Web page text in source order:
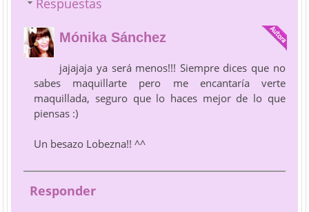
Respuestas
Mónika Sánchez
jajajaja ya será menos!!! Siempre dices que no
sabes maquillarte pero me encantaría verte
maquillada, seguro que lo haces mejor de lo que
piensas :)
Un besazo Lobezna!! ^^
Responder